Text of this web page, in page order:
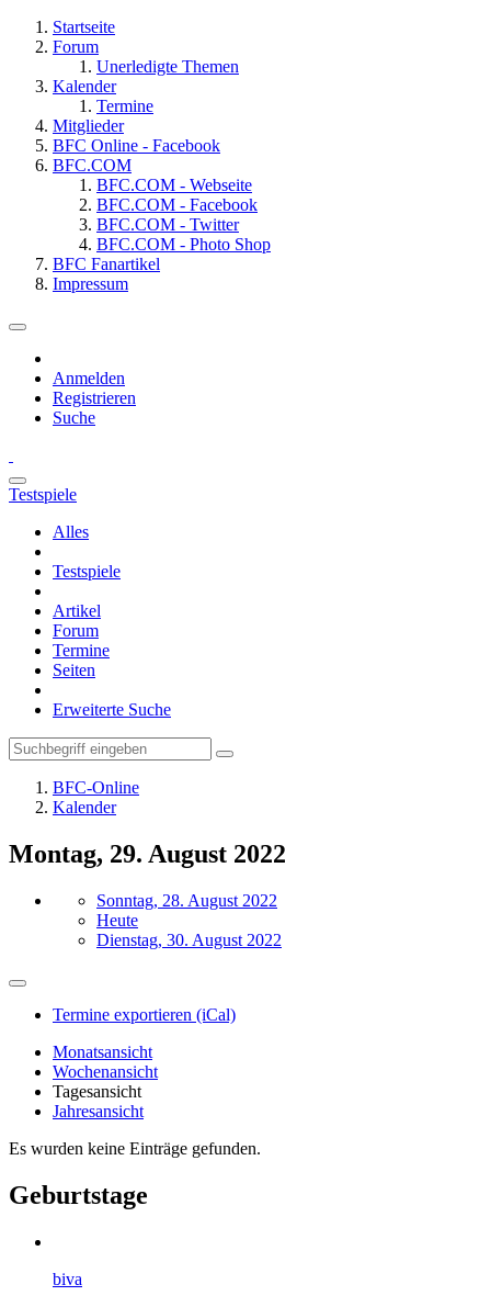
Startseite
Forum
Unerledigte Themen
Kalender
Termine
Mitglieder
BFC Online - Facebook
BFC.COM
BFC.COM - Webseite
BFC.COM - Facebook
BFC.COM - Twitter
BFC.COM - Photo Shop
BFC Fanartikel
Impressum
Anmelden
Registrieren
Suche
Testspiele
Alles
Testspiele
Artikel
Forum
Termine
Seiten
Erweiterte Suche
BFC-Online
Kalender
Montag, 29. August 2022
Sonntag, 28. August 2022
Heute
Dienstag, 30. August 2022
Termine exportieren (iCal)
Monatsansicht
Wochenansicht
Tagesansicht
Jahresansicht
Es wurden keine Einträge gefunden.
Geburtstage
biva